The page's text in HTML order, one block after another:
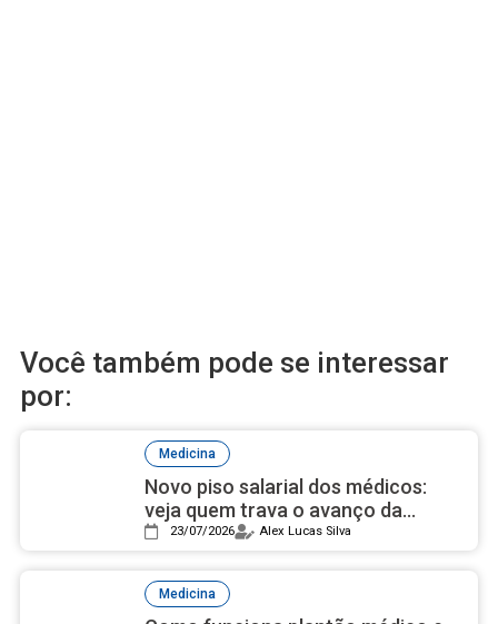
Você também pode se interessar
por:
Medicina
Novo piso salarial dos médicos:
veja quem trava o avanço da
proposta
23/07/2026 Alex Lucas Silva
Medicina